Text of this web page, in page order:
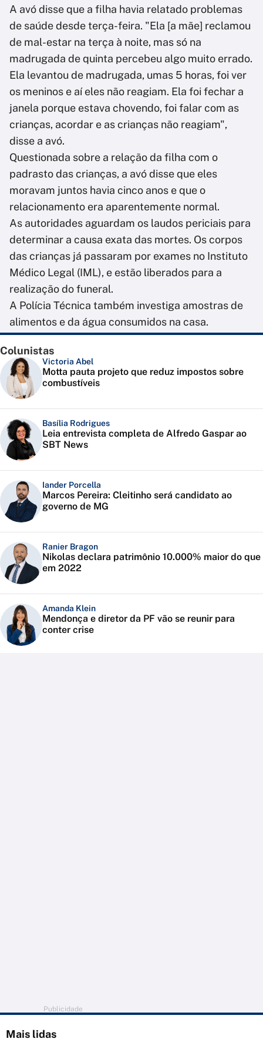
A avó disse que a filha havia relatado problemas
de saúde desde terça-feira. "Ela [a mãe] reclamou
de mal-estar na terça à noite, mas só na
madrugada de quinta percebeu algo muito errado.
Ela levantou de madrugada, umas 5 horas, foi ver
os meninos e aí eles não reagiam. Ela foi fechar a
janela porque estava chovendo, foi falar com as
crianças, acordar e as crianças não reagiam",
disse a avó.
Questionada sobre a relação da filha com o
padrasto das crianças, a avó disse que eles
moravam juntos havia cinco anos e que o
relacionamento era aparentemente normal.
As autoridades aguardam os laudos periciais para
determinar a causa exata das mortes. Os corpos
das crianças já passaram por exames no Instituto
Médico Legal (IML), e estão liberados para a
realização do funeral.
A Polícia Técnica também investiga amostras de
alimentos e da água consumidos na casa.
Colunistas
Victoria Abel
Motta pauta projeto que reduz impostos sobre
combustíveis
Basília Rodrigues
Leia entrevista completa de Alfredo Gaspar ao
SBT News
Iander Porcella
Marcos Pereira: Cleitinho será candidato ao
governo de MG
Ranier Bragon
Nikolas declara patrimônio 10.000% maior do que
em 2022
Amanda Klein
Mendonça e diretor da PF vão se reunir para
conter crise
Publicidade
Mais lidas